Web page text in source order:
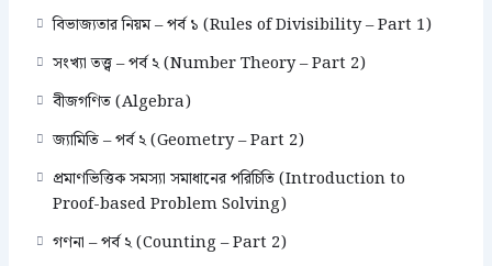
বিভাজ্যতার নিয়ম – পর্ব ১ (Rules of Divisibility – Part 1)
সংখ্যা তত্ত্ব – পর্ব ২ (Number Theory – Part 2)
বীজগণিত (Algebra)
জ্যামিতি – পর্ব ২ (Geometry – Part 2)
প্রমাণভিত্তিক সমস্যা সমাধানের পরিচিতি (Introduction to
Proof-based Problem Solving)
গণনা – পর্ব ২ (Counting – Part 2)